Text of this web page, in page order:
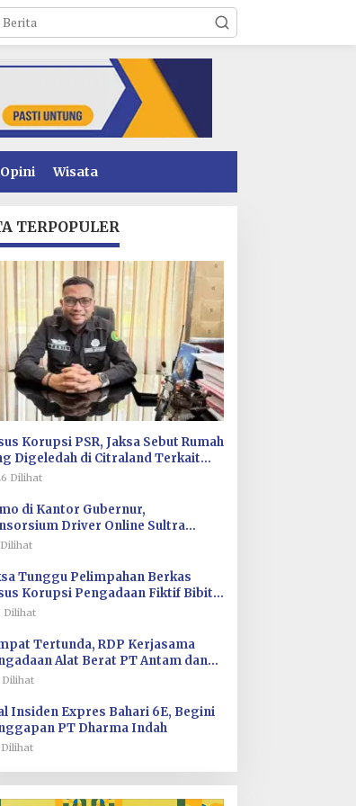
Opini Wisata
TERPOPULER
Korupsi PSR, Jaksa Sebut Rumah
Digeledah di Citraland Terkait
AA
Dilihat
di Kantor Gubernur,
Driver Online Sultra
Evaluasi Tarif dan Pengawasan
Dilihat
Tunggu Pelimpahan Berkas
Korupsi Pengadaan Fiktif Bibit
Wahana Multi Cipta Rp26 Miliar
Dilihat
Tertunda, RDP Kerjasama
Alat Berat PT Antam dan
Besok Digelar di DPRD Sultra
Dilihat
Insiden Expres Bahari 6E, Begini
PT Dharma Indah
Dilihat